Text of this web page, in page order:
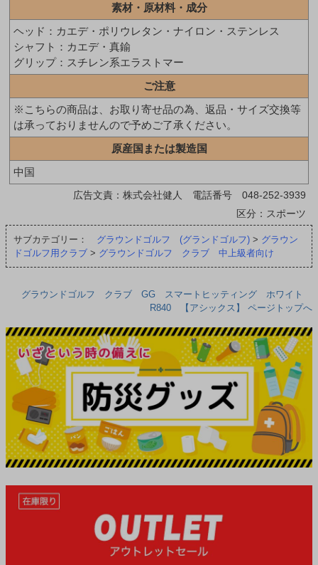
素材・原材料・成分
ヘッド：カエデ・ポリウレタン・ナイロン・ステンレス
シャフト：カエデ・真鍮
グリップ：スチレン系エラストマー
ご注意
※こちらの商品は、お取り寄せ品の為、返品・サイズ交換等
は承っておりませんので予めご了承ください。
原産国または製造国
中国
広告文責：株式会社健人 電話番号 048-252-3939
区分：スポーツ
サブカテゴリー： グラウンドゴルフ (グランドゴルフ) > グラウン
ドゴルフ用クラブ > グラウンドゴルフ クラブ 中上級者向け
グラウンドゴルフ クラブ GG スマートヒッティング ホワイト
R840 【アシックス】 ページトップへ